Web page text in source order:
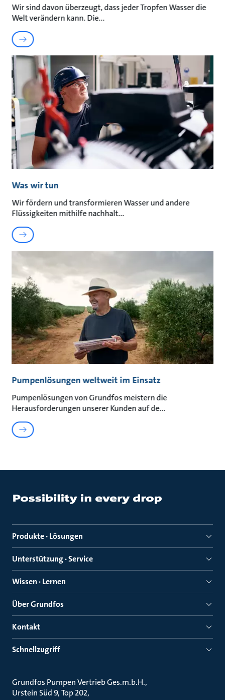
Wir sind davon überzeugt, dass jeder Tropfen Wasser die
Welt verändern kann. Die
Was wir tun
Wir fördern und transformieren Wasser und andere
Flüssigkeiten mithilfe nachhalt
Pumpenlösungen weltweit im Einsatz
Pumpenlösungen von Grundfos meistern die
Herausforderungen unserer Kunden auf de
Produkte · Lösungen
Unterstützung · Service
Wissen · Lernen
Über Grundfos
Kontakt
Schnellzugriff
Grundfos Pumpen Vertrieb Ges.m.b.H.
Urstein Süd 9, Top 202